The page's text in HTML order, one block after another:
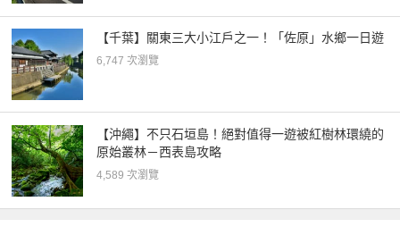
【千葉】關東三大小江戶之一！「佐原」水鄉一日遊
6,747 次瀏覽
【沖繩】不只石垣島！絕對值得一遊被紅樹林環繞的
原始叢林－西表島攻略
4,589 次瀏覽